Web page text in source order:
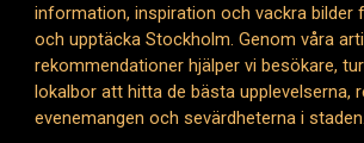
information, inspiration och vackra
och upptäcka Stockholm. Genom våra
rekommendationer hjälper vi besökare,
lokalbor att hitta de bästa upplevelserna,
evenemangen och sevärdheterna i staden.